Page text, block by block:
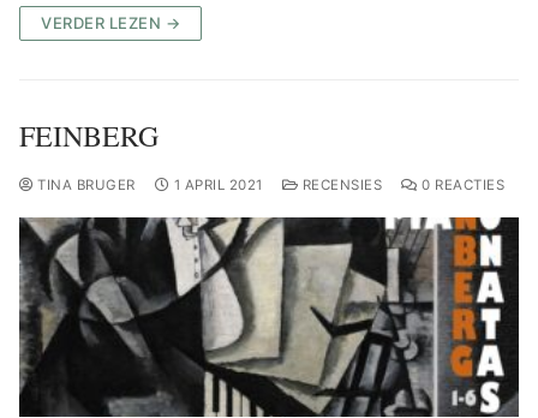
VERDER LEZEN →
FEINBERG
TINA BRUGER 1 APRIL 2021 RECENSIES 0 REACTIES